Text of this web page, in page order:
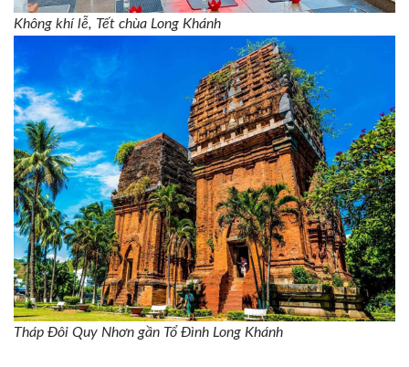
Không khí lễ, Tết chùa Long Khánh
Tháp Đôi Quy Nhơn gần Tổ Đình Long Khánh